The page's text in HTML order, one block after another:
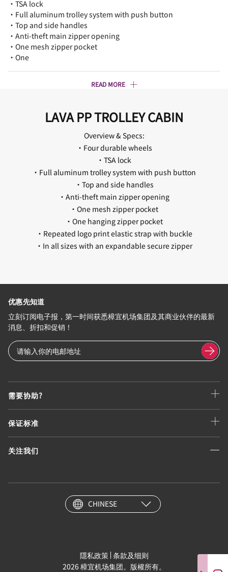
•TSA lock
•Full aluminum trolley system with push button
•Top and side handles
•Anti-theft main zipper opening
•One mesh zipper pocket
•One
READ MORE
LAVA PP TROLLEY CABIN
Overview & Specs:
•Four durable wheels
•TSA lock
•Full aluminum trolley system with push button
•Top and side handles
•Anti-theft main zipper opening
•One mesh zipper pocket
•One hanging zipper pocket
•Repeated logo print elastic strap with buckle
•In all sizes with an expandable secure zipper
需要协助?
保证标准
关注我们
优惠先知道
立刻订阅电子报，第一时间获悉樟宜机场集团及其商业伙伴的最新
消息、折扣和促销！
CHINESE
隱私政策 条款及细则
2026 樟宜机场集团。版權所有。